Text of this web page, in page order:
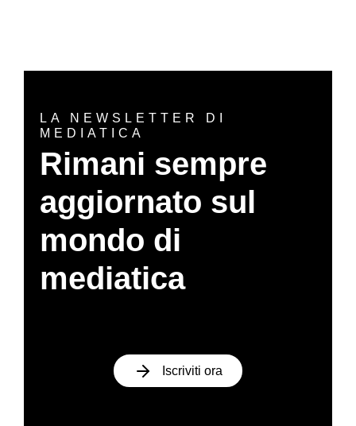
LA NEWSLETTER DI
MEDIATICA
Rimani sempre
aggiornato sul
mondo di
mediatica
Iscriviti ora